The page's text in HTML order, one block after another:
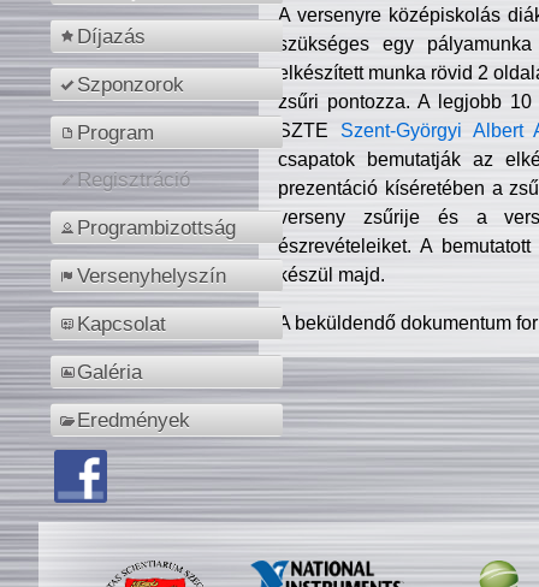
Díjazás
Szponzorok
Program
Regisztráció
Programbizottság
Versenyhelyszín
Kapcsolat
Galéria
Eredmények
A versenyre középiskolás
szükséges egy
elkészített munka rövid 2
zsűri pontozza. A legjobb
SZTE Szent-Györgyi Albert
csapatok bemutatják az
prezentáció kíséretében a
verseny zsűrije és a
észrevételeiket. A
készül majd.
A beküldendő dokumentum